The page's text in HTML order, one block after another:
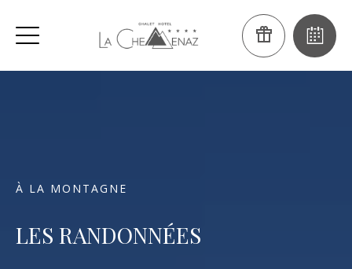
À LA MONTAGNE
LES RANDONNÉES